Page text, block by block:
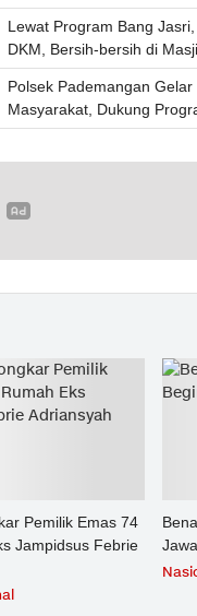
Lewat Program Bang
DKM, Bersih-bersih di
Polsek Pademangan
Masyarakat, Dukung
Pemilik Emas 74
Jampidsus Febrie